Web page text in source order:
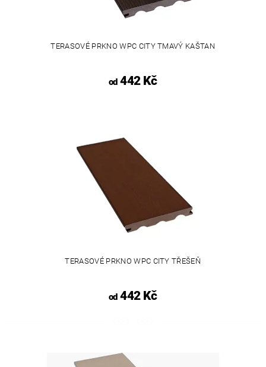
TERASOVÉ PRKNO WPC CITY TMAVÝ KAŠTAN
od442 Kč
TERASOVÉ PRKNO WPC CITY TŘEŠEŇ
od442 Kč